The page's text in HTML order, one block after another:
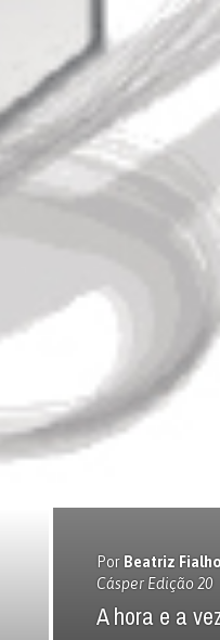
Por Beatriz
Cásper Edição 20
A hora e a